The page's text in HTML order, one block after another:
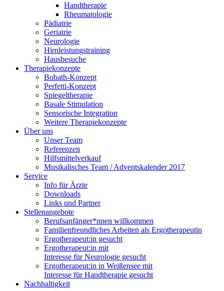
Handtherapie
Rheumatologie
Pädiatrie
Geriatrie
Neurologie
Hirnleistungstraining
Hausbesuche
Therapiekonzepte
Bobath-Konzept
Perfetti-Konzept
Spiegeltherapie
Basale Stimulation
Sensorische Integration
Weitere Therapiekonzepte
Über uns
Unser Team
Referenzen
Hilfsmittelverkauf
Musikalisches Team / Adventskalender 2017
Service
Info für Ärzte
Downloads
Links und Partner
Stellenangebote
Berufsanfänger*nnen willkommen
Familienfreundliches Arbeiten als Ergotherapeutin
Ergotherapeut:in gesucht
Ergotherapeut:in mit
Interesse für Neurologie gesucht
Ergotherapeut:in in Weißensee mit
Interesse für Handtherapie gesucht
Nachhaltigkeit